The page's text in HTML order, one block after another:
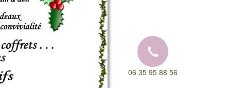
06 35 95 88 56